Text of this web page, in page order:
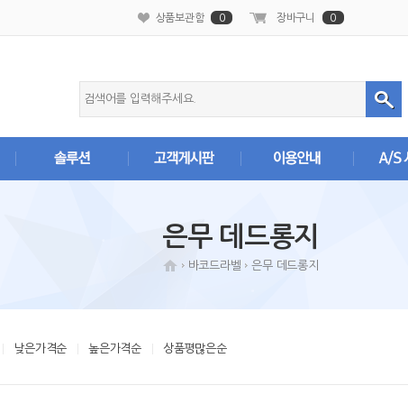
본문 바로가기
상품보관함 0 장바구니 0
은무 데드롱지
바코드라벨 은무 데드롱지
낮은가격순 높은가격순 상품평많은순